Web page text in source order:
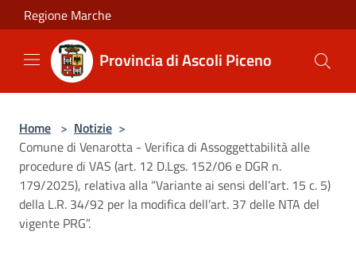
Salta al contenuto principale
Regione Marche
Provincia di Ascoli Piceno
Home > Notizie >
Comune di Venarotta - Verifica di Assoggettabilità alle
procedure di VAS (art. 12 D.Lgs. 152/06 e DGR n.
179/2025), relativa alla “Variante ai sensi dell’art. 15 c. 5)
della L.R. 34/92 per la modifica dell’art. 37 delle NTA del
vigente PRG”.